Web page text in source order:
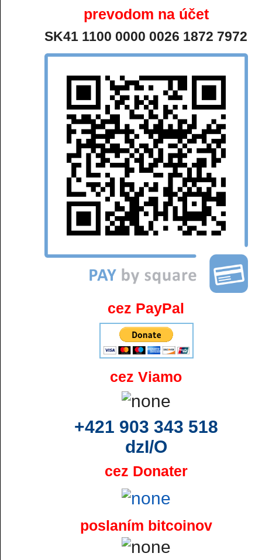
prevodom na účet
SK41 1100 0000 0026 1872 7972
cez PayPal
cez Viamo
+421 903 343 518
dzI/O
cez Donater
poslaním bitcoinov